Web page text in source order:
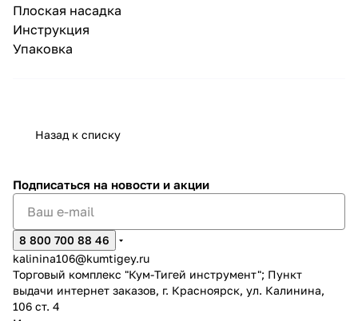
Плоская насадка
Инструкция
Упаковка
Назад к списку
Подписаться на новости и акции
8 800 700 88 46
kalinina106@kumtigey.ru
Торговый комплекс "Кум-Тигей инструмент"; Пункт
выдачи интернет заказов, г. Красноярск, ул. Калинина,
106 ст. 4